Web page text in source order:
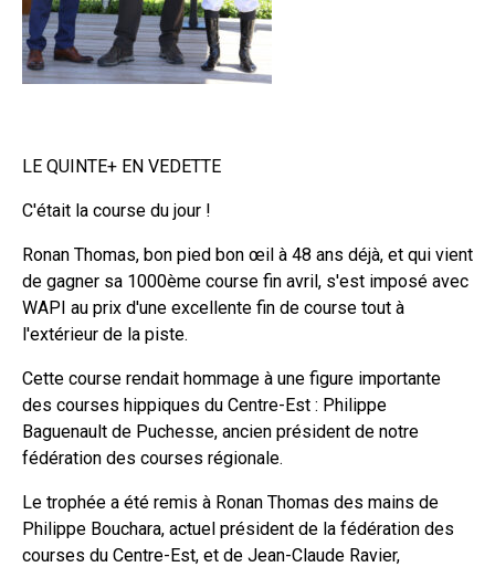
LE QUINTE+ EN VEDETTE
C'était la course du jour !
Ronan Thomas, bon pied bon œil à 48 ans déjà, et qui vient
de gagner sa 1000ème course fin avril, s'est imposé avec
WAPI au prix d'une excellente fin de course tout à
l'extérieur de la piste.
Cette course rendait hommage à une figure importante
des courses hippiques du Centre-Est : Philippe
Baguenault de Puchesse, ancien président de notre
fédération des courses régionale.
Le trophée a été remis à Ronan Thomas des mains de
Philippe Bouchara, actuel président de la fédération des
courses du Centre-Est, et de Jean-Claude Ravier,